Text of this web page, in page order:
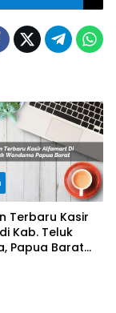
Terbaru Kasir
Kab. Teluk
Papua Barat